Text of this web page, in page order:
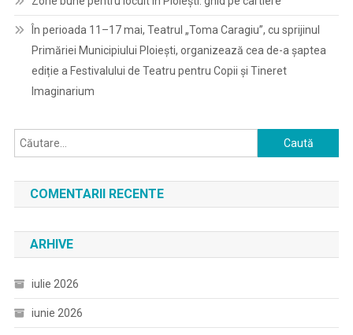
În perioada 11–17 mai, Teatrul „Toma Caragiu”, cu sprijinul
Primăriei Municipiului Ploiești, organizează cea de-a șaptea
ediție a Festivalului de Teatru pentru Copii și Tineret
Imaginarium
Caută
după:
COMENTARII RECENTE
ARHIVE
iulie 2026
iunie 2026